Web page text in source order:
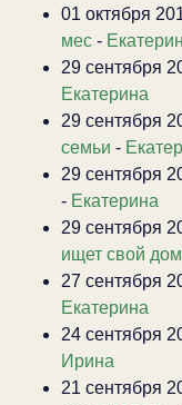
01 октября
мес -
29 сентября
Екатерина
29 сентября
семьи -
29 сентября
- Екатерина
29 сентября
ищет свой дом
27 сентября
Екатерина
24 сентября
Ирина
21 сентября